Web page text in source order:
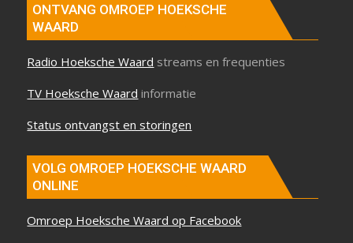
ONTVANG OMROEP HOEKSCHE
WAARD
Radio Hoeksche Waard streams en frequenties
TV Hoeksche Waard informatie
Status ontvangst en storingen
VOLG OMROEP HOEKSCHE WAARD
ONLINE
Omroep Hoeksche Waard op Facebook